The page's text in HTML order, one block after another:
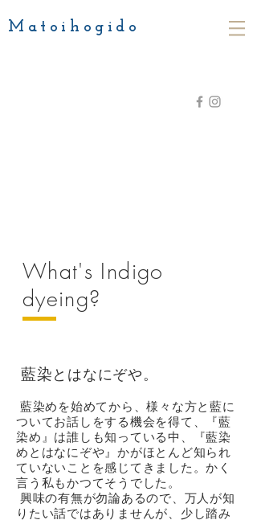
Matoihogido
What's Indigo
dyeing?
藍染 とはなにぞや。
藍染めを始めてから、様々な方と藍に
ついてお話しをする機会を得て、『藍
染め』は誰しも知っている中、『藍染
めとはなにぞや』かがほとんど知られ
ていないことを感じてきました。かく
言う私もかつてそうでした。
興味の有無が勿論あるので、万人が知
りたい話ではありませんが、少し踏み